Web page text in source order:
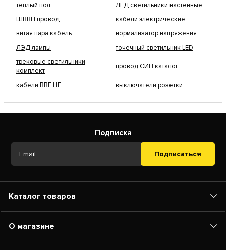
теплый пол
ЛЕД светильники настенные
ШВВП провод
кабели электрические
витая пара кабель
нормализатор напряжения
ЛЭД лампы
точечный светильник LED
трековые светильники
комплект
провод СИП каталог
кабели ВВГ НГ выключатели розетки
Подписка
Подписаться
Каталог товаров
О магазине